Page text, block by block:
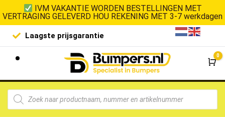
IVM VAKANTIE WORDEN BESTELLINGEN MET
VERTRAGING GELEVERD HOU REKENING MET 3-7 werkdagen
Laagste prijsgarantie De
0